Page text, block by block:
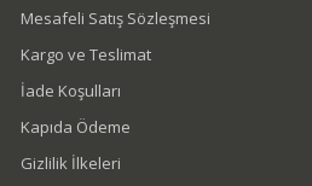
Mesafeli Satış Sözleşmesi
Kargo ve Teslimat
İade Koşulları
Kapıda Ödeme
Gizlilik İlkeleri